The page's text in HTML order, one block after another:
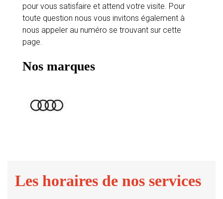
pour vous satisfaire et attend votre visite. Pour
toute question nous vous invitons également à
nous appeler au numéro se trouvant sur cette
page.
Nos marques
Les horaires de nos services